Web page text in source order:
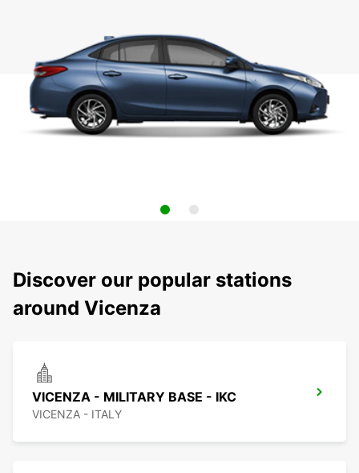
Discover our popular stations
around Vicenza
VICENZA - MILITARY BASE - IKC
VICENZA - ITALY